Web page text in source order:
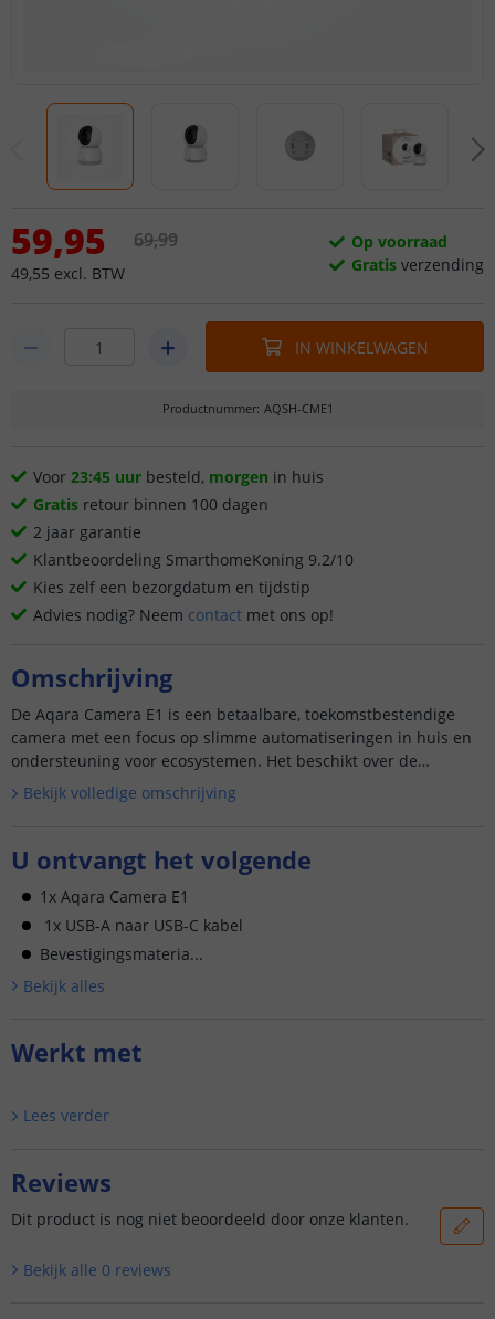
59,95
49,55 excl. BTW
69,99
Op voorraad
Gratis verzending
IN WINKELWAGEN
Productnummer: AQSH-CME1
Voor 23:45 uur besteld, morgen in huis
Gratis retour binnen 100 dagen
2 jaar garantie
Klantbeoordeling SmarthomeKoning 9.2/10
Kies zelf een bezorgdatum en tijdstip
Advies nodig? Neem contact met ons op!
Omschrijving
De Aqara Camera E1 is een betaalbare, toekomstbestendige
camera met een focus op slimme automatiseringen in huis en
ondersteuning voor ecosystemen. Het beschikt over de
nieuwste netwerktechnologieën zoals wifi 6 en vermindert
valse meldi...
Bekijk volledige omschrijving
U ontvangt het volgende
1x Aqara Camera E1
1x USB-A naar USB-C kabel
Bevestigingsmateria...
Bekijk alles
Werkt met
Lees verder
Reviews
Dit product is nog niet beoordeeld door onze klanten.
Bekijk alle 0 reviews